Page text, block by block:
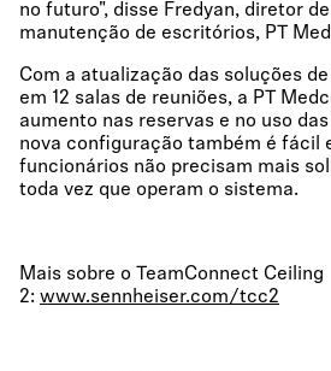
no futuro", disse Fredyan, diretor
manutenção de escritórios, PT
Com a atualização das soluções
em 12 salas de reuniões, a PT
aumento nas reservas e no uso
nova configuração também é fácil
funcionários não precisam mais
toda vez que operam o sistema.
Mais sobre o TeamConnect Ceiling
2: www.sennheiser.com/tcc2